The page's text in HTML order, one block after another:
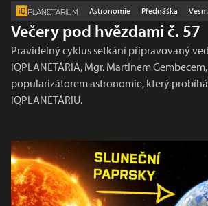
PLANETÁRIUM Astronomie Přednáška
Večery pod hvězdami č. 57
Pravidelný cyklus setkání připravovaný
iQPLANETÁRIA, Mgr. Martinem
popularizátorem astronomie, který
iQPLANETÁRIU.